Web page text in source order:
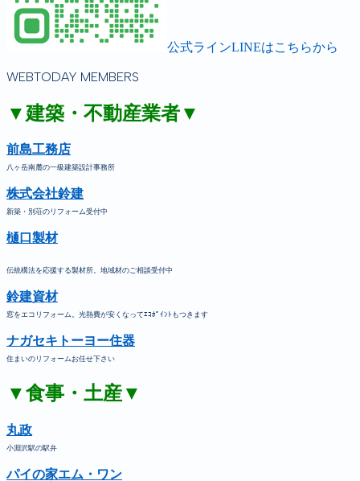
公式ラインLINEはこちらから
WEBTODAY MEMBERS
▼建築・不動産業者▼
前島工務店
八ヶ岳南麓の一級建築設計事務所
株式会社鈴建
新築・別荘のリフォーム受付中
樋口製材
伝統構法を応援する製材所。地域材のご相談受付中
鈴建資材
窓をエコリフォーム。光熱費が安くなってｴｺﾎﾟｲﾝﾄもつきます
ナガセキトーヨー住器
住まいのリフォームお任せ下さい
▼食事・土産▼
丸政
小淵沢駅の駅弁
パイの家エム・ワン